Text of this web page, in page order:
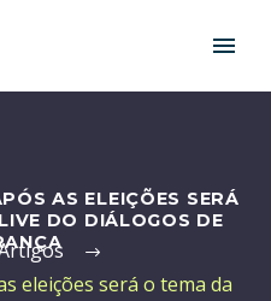
AS ELEIÇÕES SERÁ
DO DIÁLOGOS DE
eleições será o tema da